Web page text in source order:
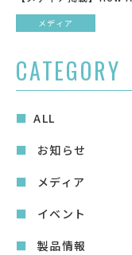
メディア
CATEGORY
ALL
お知らせ
メディア
イベント
製品情報